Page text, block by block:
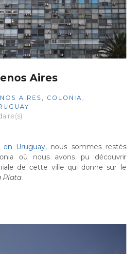
Aires
AIRES COLONIA
en Uruguay, nous sommes restés
où nous avons pu découvrir
de cette ville qui donne sur le
Plata.